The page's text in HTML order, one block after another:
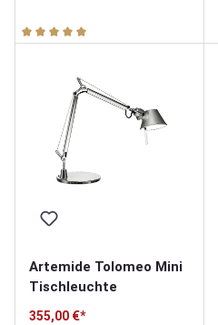
Durchschnittliche Bewertung
Artemide Tolomeo Mini
Tischleuchte
355,00 €*